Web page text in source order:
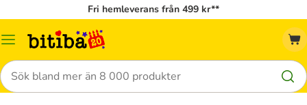
Fri hemleverans från 499 kr**
Meny
Sök